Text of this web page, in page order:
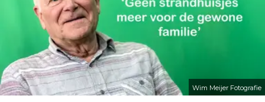
Wim Meijer Fotografie